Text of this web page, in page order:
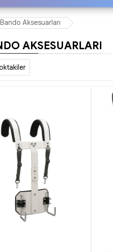
Bando Aksesuarları
AKSESUARLARI